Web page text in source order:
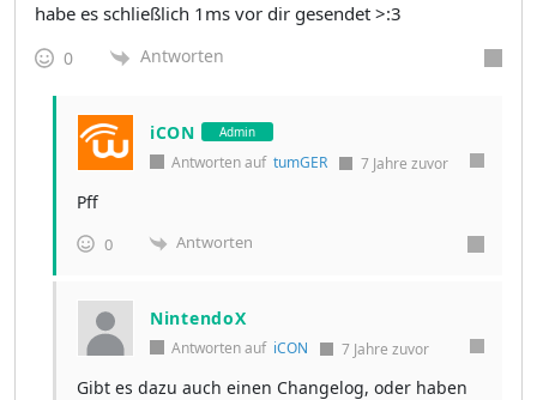
habe es schließlich 1ms vor dir gesendet >:3
0 Antworten
iCON Admin
Antworten auf tumGER 7 Jahre zuvor
Pff
0 Antworten
NintendoX
Antworten auf iCON 7 Jahre zuvor
Gibt es dazu auch einen Changelog, oder haben